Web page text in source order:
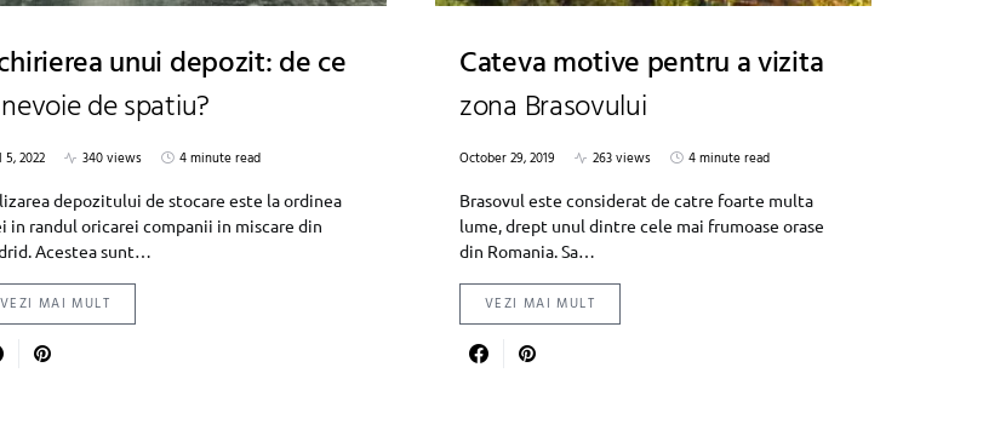
unui depozit: de ce
de spatiu?
2022 340 views
4 minute read
depozitului de stocare este la ordinea
in randul oricarei companii in miscare din
Acestea sunt…
VEZI MAI MULT
Cateva motive pentru a vizita
zona Brasovului
October 29, 2019 263 views
4 minute read
Brasovul este considerat de catre foarte multa
lume, drept unul dintre cele mai frumoase orase
din Romania. Sa…
VEZI MAI MULT